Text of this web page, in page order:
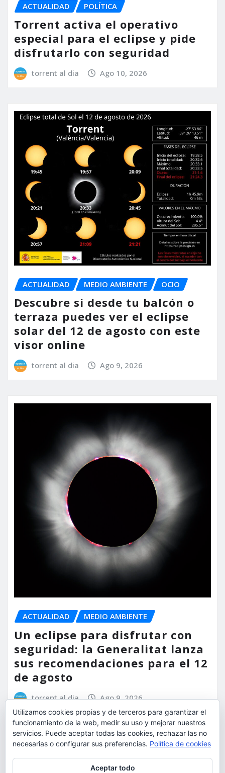
ACTUALIDAD POLÍTICA
Torrent activa el operativo
especial para el eclipse y pide
disfrutarlo con seguridad
torrent al dia Ago 10, 2026
ACTUALIDAD MEDIO AMBIENTE OCIO
Descubre si desde tu balcón o
terraza puedes ver el eclipse
solar del 12 de agosto con este
visor online
torrent al dia Ago 9, 2026
ACTUALIDAD MEDIO AMBIENTE
Un eclipse para disfrutar con
seguridad: la Generalitat lanza
sus recomendaciones para el 12
de agosto
torrent al dia Ago 9, 2026
Utilizamos cookies propias y de terceros para garantizar el
funcionamiento de la web, medir su uso y mejorar nuestros
servicios. Puede aceptar todas las cookies, rechazar las no
necesarias o configurar sus preferencias. Política de cookies
Aceptar todo